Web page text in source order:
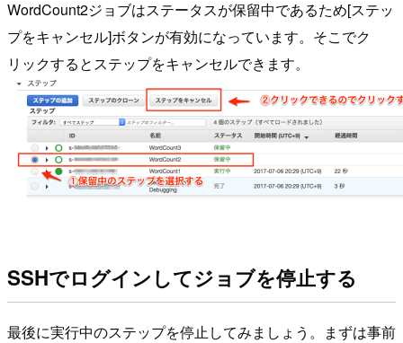
WordCount2ジョブはステータスが保留中であるため[ステッ
プをキャンセル]ボタンが有効になっています。そこでク
リックするとステップをキャンセルできます。
SSHでログインしてジョブを停止する
最後に実行中のステップを停止してみましょう。まずは事前